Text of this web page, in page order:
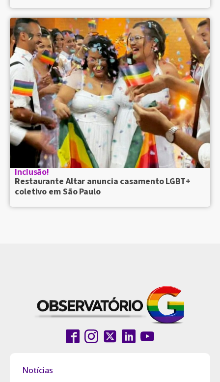
Inclusão!
Restaurante Altar anuncia casamento LGBT+
coletivo em São Paulo
Notícias